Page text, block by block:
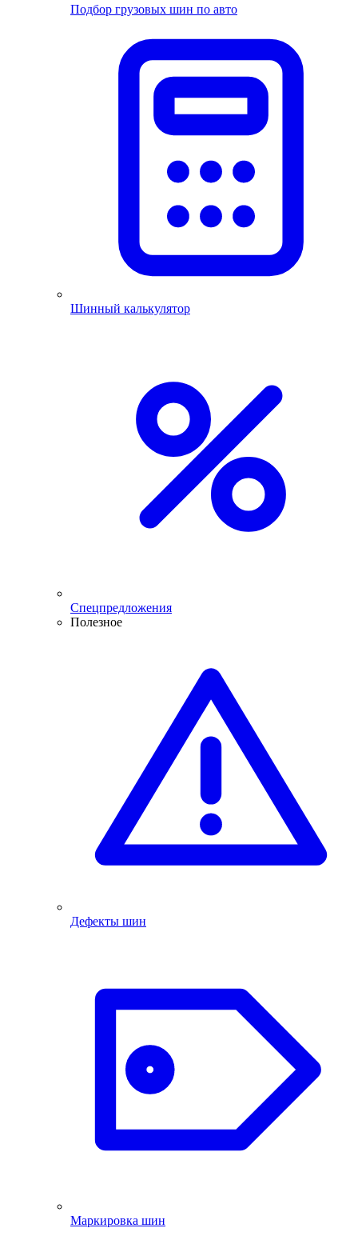
Подбор грузовых шин по авто
Шинный калькулятор
Спецпредложения
Полезное
Дефекты шин
Маркировка шин